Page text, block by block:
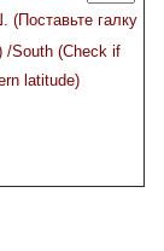
галку
(Check if
latitude)